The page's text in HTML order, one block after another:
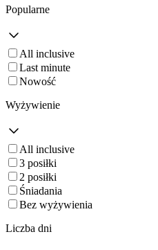
Popularne
All inclusive
Last minute
Nowość
Wyżywienie
All inclusive
3 posiłki
2 posiłki
Śniadania
Bez wyżywienia
Liczba dni